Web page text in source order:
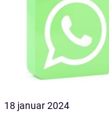
18 januar 2024